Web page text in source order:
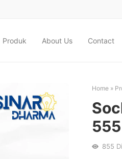
Produk About Us Contact
Home »
555
855